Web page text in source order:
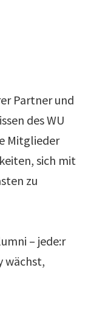
Partner und
des WU
Mitglieder
sich mit
zu
– jede:r
wächst,